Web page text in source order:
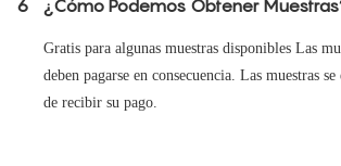
6 ¿Cómo Podemos Obtener
Gratis para algunas muestras disponibles Las
deben pagarse en consecuencia. Las muestras se
de recibir su pago.